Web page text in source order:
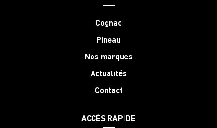
Cognac
Pineau
Nos marques
Actualités
Contact
ACCÈS RAPIDE